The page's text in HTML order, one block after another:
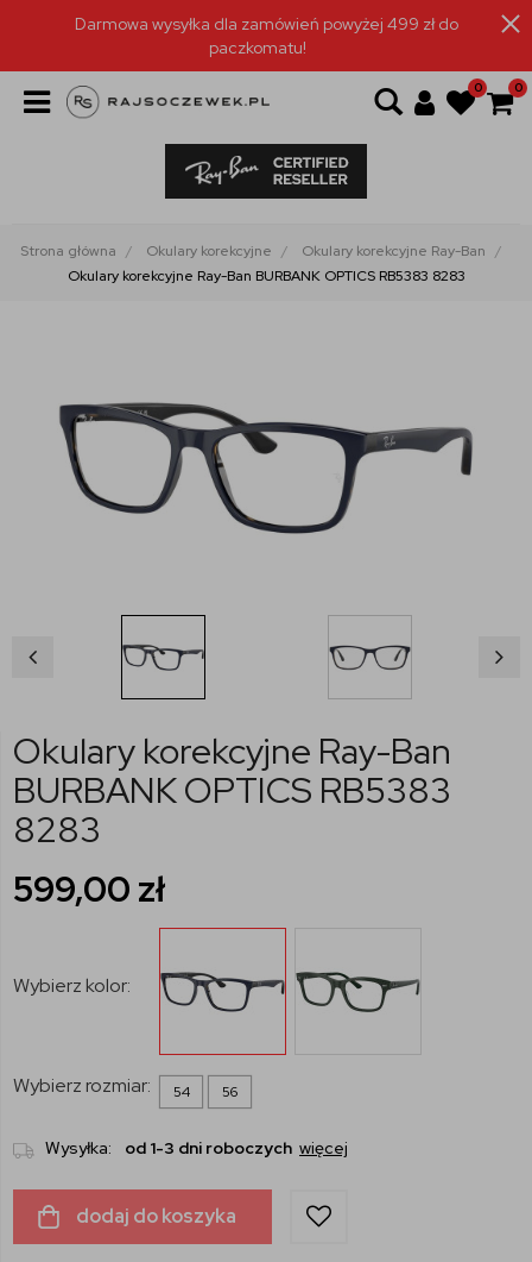
Darmowa wysyłka dla zamówień powyżej 499 zł do
paczkomatu!
0 0
Strona główna Okulary korekcyjne
Okulary korekcyjne Ray-Ban
Okulary korekcyjne Ray-Ban BURBANK OPTICS RB5383 8283
Okulary korekcyjne Ray-Ban
BURBANK OPTICS RB5383
8283
599,00 zł
Wybierz kolor:
Wybierz rozmiar: 54 56
Wysyłka: od 1-3 dni roboczych więcej
dodaj do koszyka